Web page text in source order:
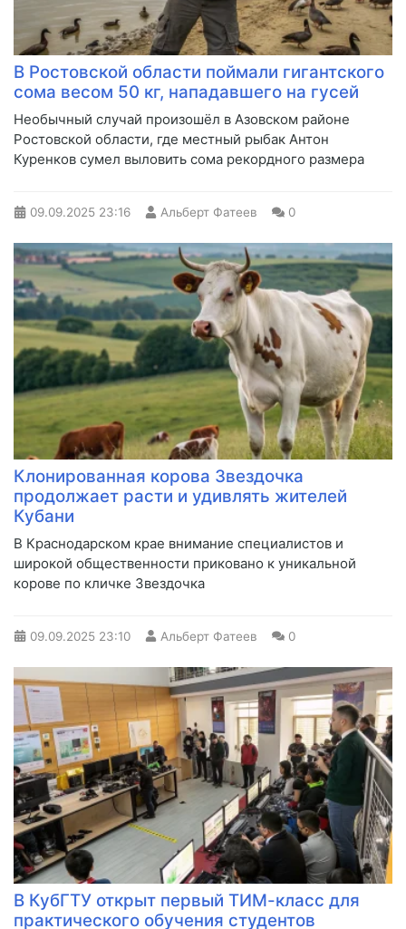
В Ростовской области поймали гигантского
сома весом 50 кг, нападавшего на гусей
Необычный случай произошёл в Азовском районе
Ростовской области, где местный рыбак Антон
Куренков сумел выловить сома рекордного размера
09.09.2025 23:16 Альберт Фатеев 0
Клонированная корова Звездочка
продолжает расти и удивлять жителей
Кубани
В Краснодарском крае внимание специалистов и
широкой общественности приковано к уникальной
корове по кличке Звездочка
09.09.2025 23:10 Альберт Фатеев 0
В КубГТУ открыт первый ТИМ-класс для
практического обучения студентов